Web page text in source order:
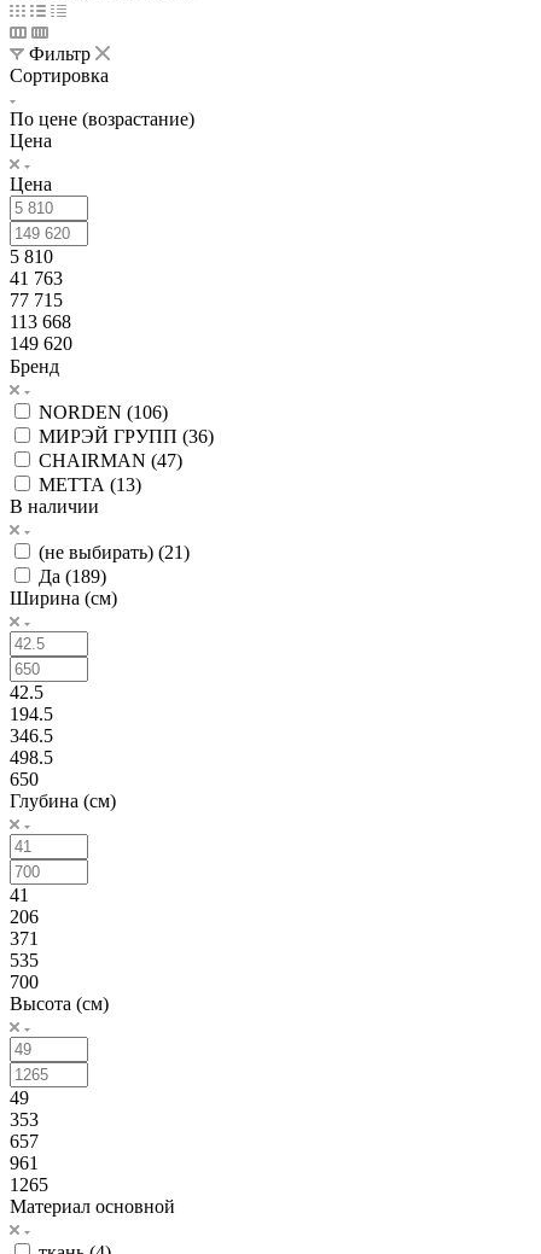
Фильтр
Сортировка
По цене (возрастание)
Цена
Цена
5 810
41 763
77 715
113 668
149 620
Бренд
NORDEN (106)
МИРЭЙ ГРУПП (36)
CHAIRMAN (47)
МЕТТА (13)
В наличии
(не выбирать) (21)
Да (189)
Ширина (см)
42.5
194.5
346.5
498.5
650
Глубина (см)
41
206
371
535
700
Высота (см)
49
353
657
961
1265
Материал основной